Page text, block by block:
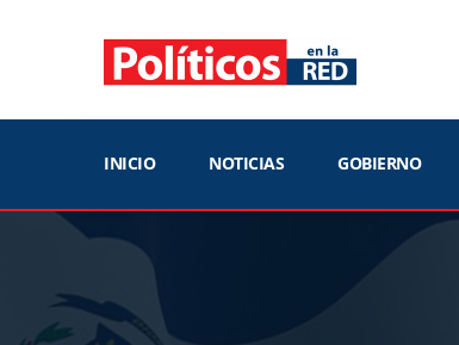
INICIO NOTICIAS GOBIERNO